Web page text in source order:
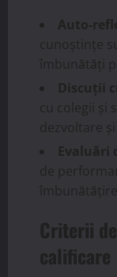
Auto-
cunoștințe
îmbunătăți
Discuții
cu colegii și
dezvoltare
Evaluări
de
îmbunătățire.
Criterii
calificare